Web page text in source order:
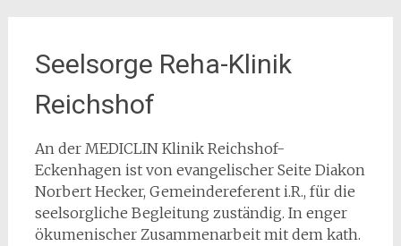
Seelsorge Reha-Klinik
Reichshof
An der MEDICLIN Klinik Reichshof-
Eckenhagen ist von evangelischer Seite Diakon
Norbert Hecker, Gemeindereferent i.R., für die
seelsorgliche Begleitung zuständig. In enger
ökumenischer Zusammenarbeit mit dem kath.